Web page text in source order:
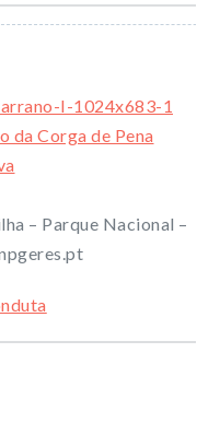
– Parque Nacional –